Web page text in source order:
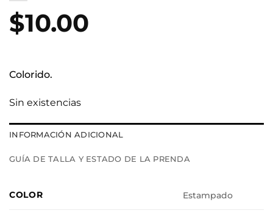
$10.00
Colorido.
Sin existencias
INFORMACIÓN ADICIONAL
GUÍA DE TALLA Y ESTADO DE LA PRENDA
COLOR Estampado